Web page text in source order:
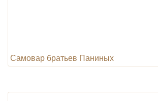
Самовар братьев Паниных